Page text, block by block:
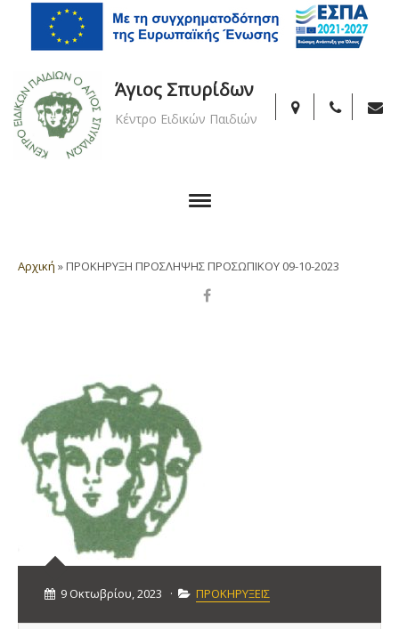
Άγιος Σπυρίδων
Κέντρο Ειδικών Παιδιών
Αρχική »ΠΡΟΚΗΡΥΞΗ ΠΡΟΣΛΗΨΗΣ ΠΡΟΣΩΠΙΚΟΥ 09-10-2023
9 Οκτωβρίου, 2023 · ΠΡΟΚΗΡΥΞΕΙΣ